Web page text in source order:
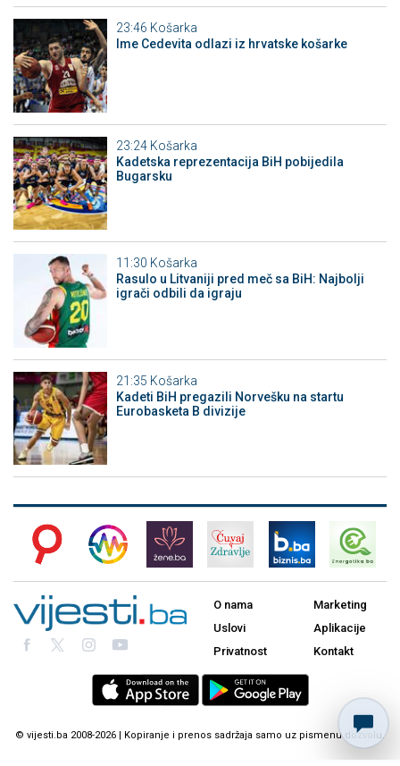
23:46 Košarka
Ime Cedevita odlazi iz hrvatske košarke
23:24 Košarka
Kadetska reprezentacija BiH pobijedila
Bugarsku
11:30 Košarka
Rasulo u Litvaniji pred meč sa BiH: Najbolji
igrači odbili da igraju
21:35 Košarka
Kadeti BiH pregazili Norvešku na startu
Eurobasketa B divizije
O nama
Uslovi
Privatnost
Marketing
Aplikacije
Kontakt
© vijesti.ba 2008-2026 | Kopiranje i prenos sadržaja samo uz pismenu dozvolu.